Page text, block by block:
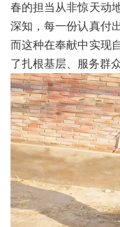
春的担当从非惊天动
深知，每一份认真付
而这种在奉献中实现
了扎根基层、服务群